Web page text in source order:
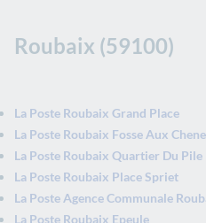
Roubaix (59100)
La Poste Roubaix Grand Place
La Poste Roubaix Fosse Aux
La Poste Roubaix Quartier Du Pile
La Poste Roubaix Place Spriet
La Poste Agence Communale
La Poste Roubaix Epeule